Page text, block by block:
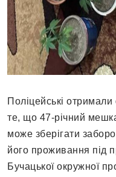
Поліцейські
те, що 47-річний
може зберігати
його проживання під
Бучацької окружної